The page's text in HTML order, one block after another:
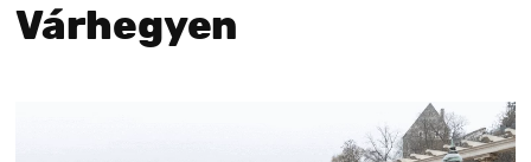
Várhegyen